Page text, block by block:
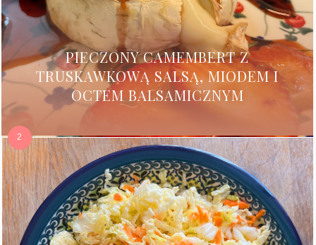
PIECZONY CAMEMBERT Z
TRUSKAWKOWĄ SALSĄ, MIODEM I
OCTEM BALSAMICZNYM